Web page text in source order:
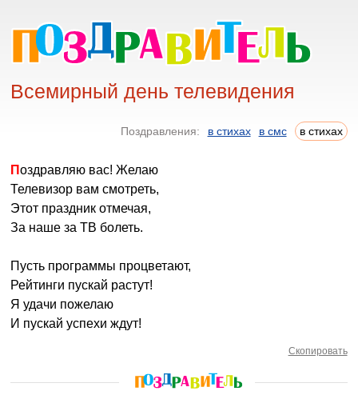
Всемирный день телевидения
Поздравления: в стихах в смс в стихах
Поздравляю вас! Желаю
Телевизор вам смотреть,
Этот праздник отмечая,
За наше за ТВ болеть.
Пусть программы процветают,
Рейтинги пускай растут!
Я удачи пожелаю
И пускай успехи ждут!
Скопировать